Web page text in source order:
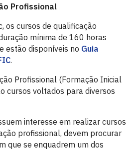
Profissional
os cursos de qualificação
mínima de 160 horas
estão disponíveis no Guia
.
Profissional (Formação Inicial
cursos voltados para diversos
interesse em realizar cursos
profissional, devem procurar
que se enquadrem um dos